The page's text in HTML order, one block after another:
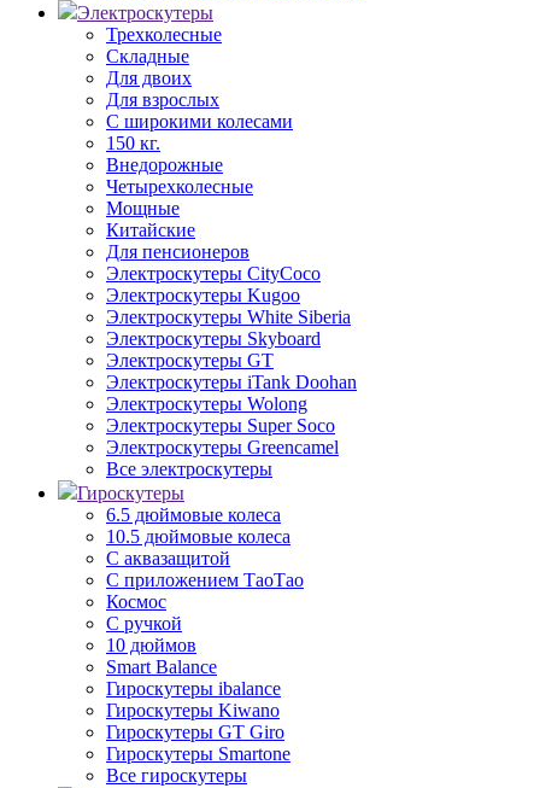
Электроскутеры
Трехколесные
Складные
Для двоих
Для взрослых
С широкими колесами
150 кг.
Внедорожные
Четырехколесные
Мощные
Китайские
Для пенсионеров
Электроскутеры CityCoco
Электроскутеры Kugoo
Электроскутеры White Siberia
Электроскутеры Skyboard
Электроскутеры GT
Электроскутеры iTank Doohan
Электроскутеры Wolong
Электроскутеры Super Soco
Электроскутеры Greencamel
Все электроскутеры
Гироскутеры
6.5 дюймовые колеса
10.5 дюймовые колеса
С аквазащитой
С приложением ТаоТао
Космос
С ручкой
10 дюймов
Smart Balance
Гироскутеры ibalance
Гироскутеры Kiwano
Гироскутеры GT Giro
Гироскутеры Smartone
Все гироскутеры